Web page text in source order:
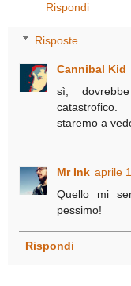
Rispondi
Risposte
Cannibal Kid
sì,
catastrofico.
staremo a
Mr Ink aprile
Quello mi
pessimo!
Rispondi